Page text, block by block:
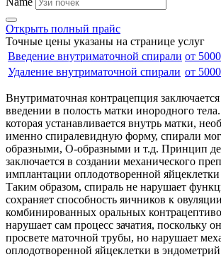
Открыть полный прайс
Точные цены указаны на странице услуг
Введение внутриматочной спирали от
Удаление внутриматочной спирали от
Внутриматочная контрацепция
введении в полость матки инородного
которая устанавливается внутрь матки,
именно спиралевидную форму, спирали
образными, О-образными и т.д. Принцип
заключается в создании механического
имплантации оплодотворенной
Таким образом, спираль не нарушает
сохраняет способность яичников к
комбинированных оральных
нарушает сам процесс зачатия, поскольку
просвете маточной трубы, но нарушает
оплодотворенной яйцеклетки в